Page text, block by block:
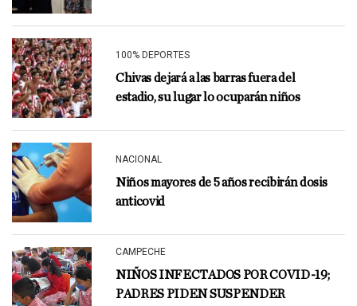
100% DEPORTES
Chivas dejará a las barras fuera del
estadio, su lugar lo ocuparán niños
NACIONAL
Niños mayores de 5 años recibirán dosis
anticovid
CAMPECHE
NIÑOS INFECTADOS POR COVID-19;
PADRES PIDEN SUSPENDER